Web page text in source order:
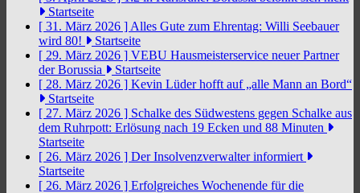
Startseite
[ 31. März 2026 ] Alles Gute zum Ehrentag: Willi Seebauer
wird 80!
Startseite
[ 29. März 2026 ] VEBU Hausmeisterservice neuer Partner
der Borussia
Startseite
[ 28. März 2026 ] Kevin Lüder hofft auf „alle Mann an Bord“
Startseite
[ 27. März 2026 ] Schalke des Südwestens gegen Schalke aus
dem Ruhrpott: Erlösung nach 19 Ecken und 88 Minuten
Startseite
[ 26. März 2026 ] Der Insolvenzverwalter informiert
Startseite
[ 26. März 2026 ] Erfolgreiches Wochenende für die